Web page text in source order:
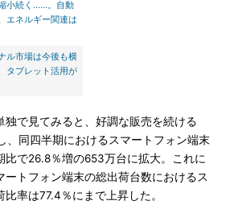
小続く……。自動
エネルギー関連は
ル市場は今後も横
タブレット活用が
で見てみると、好調な販売を続ける
、同四半期におけるスマートフォン端末
比で26.8％増の653万台に拡大。これに
ートフォン端末の総出荷台数におけるス
率は77.4％にまで上昇した。